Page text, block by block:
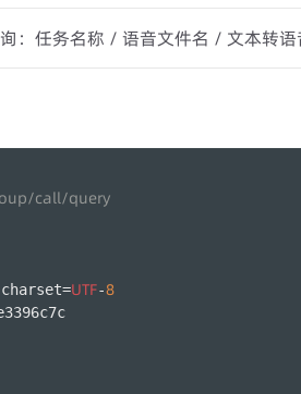
：任务名称 / 语音文件名 / 文本转语
call/query
UTF-8